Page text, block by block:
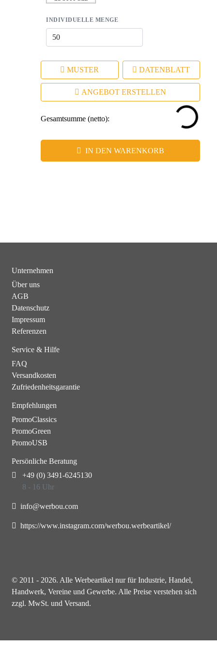
für langlebige Werbewirkung.
INDIVIDUELLE MENGE
MUSTER DATENBLATT
ANGEBOT ERSTELLEN
Gesamtsumme (netto):
IN DEN WARENKORB
Unternehmen
Über uns
AGB
Datenschutz
Impressum
Referenzen
Service & Hilfe
FAQ
Versandkosten
Zufriedenheitsgarantie
Empfehlungen
PromoClassics
PromoGreen
PromoUSB
Persönliche Beratung
+49 (0) 3491-6245130
8 - 16 Uhr
info@werbou.com
https://www.instagram.com/werbou.werbeartikel/
© 2011 - 2026. Alle Werbeartikel nur für Industrie, Handel,
Handwerk, Vereine und Gewerbe. Alle Preise verstehen sich
zzgl. MwSt. und Versand.